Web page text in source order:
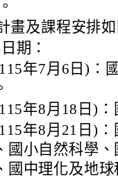
畫及課程安排
期：
年7月6日)：
年8月18日)：
年8月21日)
國小自然科學
國中理化及地球